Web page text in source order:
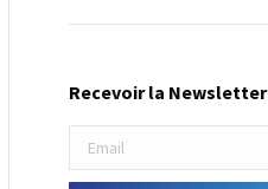
Recevoir la Newsletter